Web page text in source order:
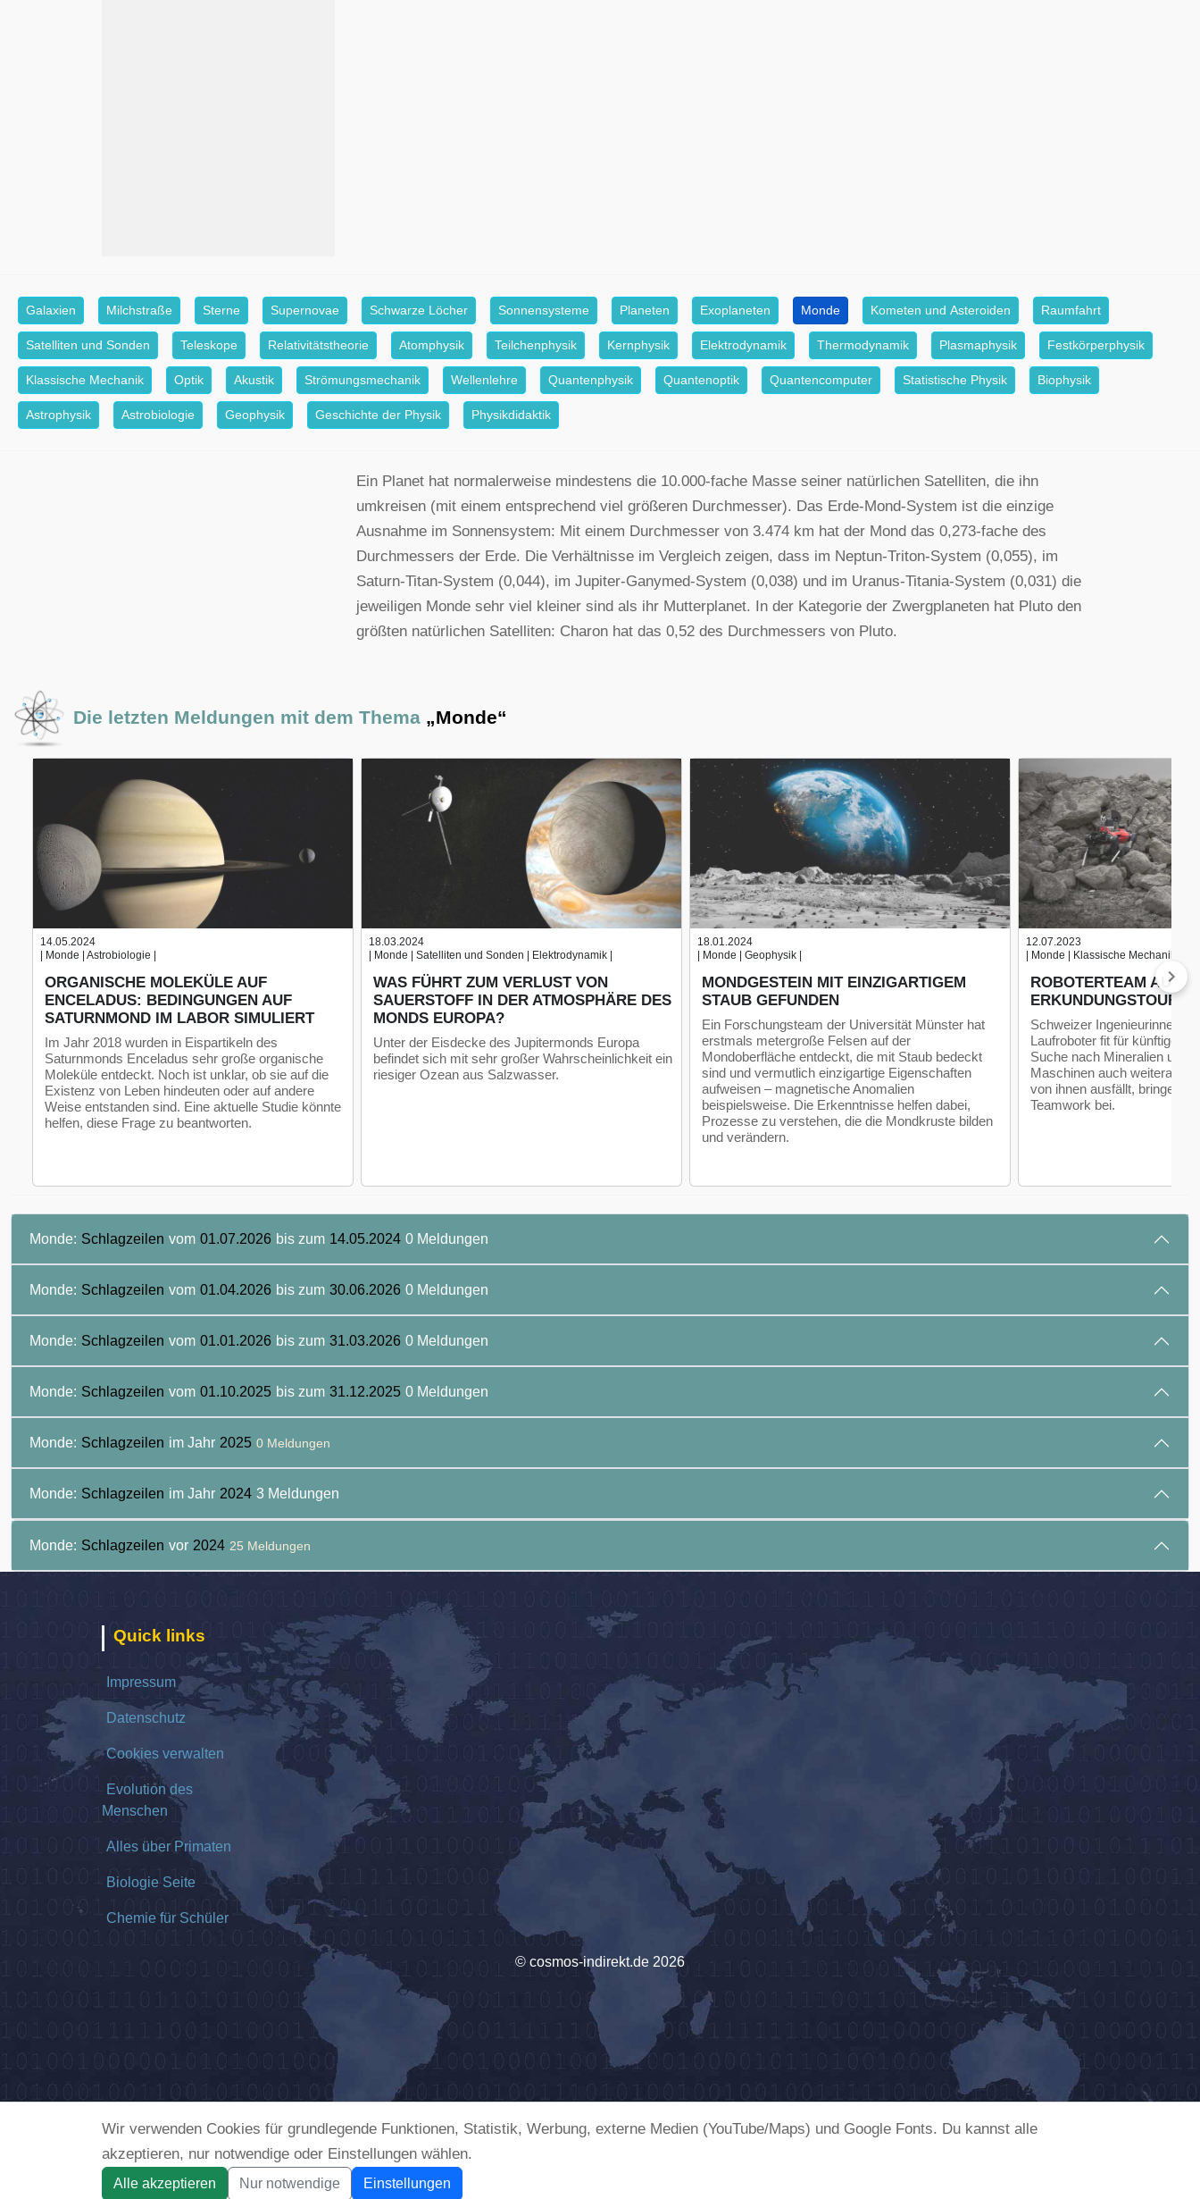
Wir verwenden Cookies für grundlegende Funktionen, Statistik, Werbung, externe Medien (YouTube/Maps) und Google Fonts. Du kannst alle
akzeptieren, nur notwendige oder Einstellungen wählen.
Alle akzeptieren Nur notwendige Einstellungen
Galaxien Milchstraße Sterne Supernovae Schwarze Löcher Sonnensysteme Planeten Exoplaneten Monde Kometen und Asteroiden Raumfahrt
Satelliten und Sonden Teleskope Relativitätstheorie Atomphysik Teilchenphysik Kernphysik Elektrodynamik Thermodynamik Plasmaphysik Festkörperphysik
Klassische Mechanik Optik Akustik Strömungsmechanik Wellenlehre Quantenphysik Quantenoptik Quantencomputer Statistische Physik Biophysik
Astrophysik Astrobiologie Geophysik Geschichte der Physik Physikdidaktik
Ein Planet hat normalerweise mindestens die 10.000-fache Masse seiner natürlichen Satelliten, die ihn
umkreisen (mit einem entsprechend viel größeren Durchmesser). Das Erde-Mond-System ist die einzige
Ausnahme im Sonnensystem: Mit einem Durchmesser von 3.474 km hat der Mond das 0,273-fache des
Durchmessers der Erde. Die Verhältnisse im Vergleich zeigen, dass im Neptun-Triton-System (0,055), im
Saturn-Titan-System (0,044), im Jupiter-Ganymed-System (0,038) und im Uranus-Titania-System (0,031) die
jeweiligen Monde sehr viel kleiner sind als ihr Mutterplanet. In der Kategorie der Zwergplaneten hat Pluto den
größten natürlichen Satelliten: Charon hat das 0,52 des Durchmessers von Pluto.
Die letzten Meldungen mit dem Thema „Monde“
14.05.2024
| Monde | Astrobiologie |
ORGANISCHE MOLEKÜLE AUF
ENCELADUS: BEDINGUNGEN AUF
SATURNMOND IM LABOR SIMULIERT
Im Jahr 2018 wurden in Eispartikeln des
Saturnmonds Enceladus sehr große organische
Moleküle entdeckt. Noch ist unklar, ob sie auf die
Existenz von Leben hindeuten oder auf andere
Weise entstanden sind. Eine aktuelle Studie könnte
helfen, diese Frage zu beantworten.
18.03.2024
| Monde | Satelliten und Sonden | Elektrodynamik |
WAS FÜHRT ZUM VERLUST VON
SAUERSTOFF IN DER ATMOSPHÄRE DES
MONDS EUROPA?
Unter der Eisdecke des Jupitermonds Europa
befindet sich mit sehr großer Wahrscheinlichkeit ein
riesiger Ozean aus Salzwasser.
18.01.2024
| Monde | Geophysik |
MONDGESTEIN MIT EINZIGARTIGEM
STAUB GEFUNDEN
Ein Forschungsteam der Universität Münster hat
erstmals metergroße Felsen auf der
Mondoberfläche entdeckt, die mit Staub bedeckt
sind und vermutlich einzigartige Eigenschaften
aufweisen – magnetische Anomalien
beispielsweise. Die Erkenntnisse helfen dabei,
Prozesse zu verstehen, die die Mondkruste bilden
und verändern.
12.07.2023
| Monde | Klassische Mechanik |
ROBOTERTEAM AUF
ERKUNDUNGSTOUR
Schweizer Ingenieurinnen
Laufroboter fit für künftige
Suche nach Mineralien und
Maschinen auch
von ihnen ausfällt, bringen
Teamwork bei.
Monde: Schlagzeilen vom 01.07.2026 bis zum 14.05.2024 0 Meldungen
Monde: Schlagzeilen vom 01.04.2026 bis zum 30.06.2026 0 Meldungen
Monde: Schlagzeilen vom 01.01.2026 bis zum 31.03.2026 0 Meldungen
Monde: Schlagzeilen vom 01.10.2025 bis zum 31.12.2025 0 Meldungen
Monde: Schlagzeilen im Jahr 2025 0 Meldungen
Monde: Schlagzeilen im Jahr 2024 3 Meldungen
Monde: Schlagzeilen vor 2024 25 Meldungen
Quick links
Impressum
Datenschutz
Cookies verwalten
Evolution des
Menschen
Alles über Primaten
Biologie Seite
Chemie für Schüler
© cosmos-indirekt.de 2026